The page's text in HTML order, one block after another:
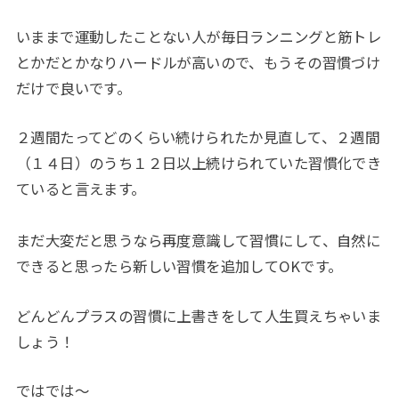
いままで運動したことない人が毎日ランニングと筋トレ
とかだとかなりハードルが高いので、もうその習慣づけ
だけで良いです。
２週間たってどのくらい続けられたか見直して、２週間
（１４日）のうち１２日以上続けられていた習慣化でき
ていると言えます。
まだ大変だと思うなら再度意識して習慣にして、自然に
できると思ったら新しい習慣を追加してOKです。
どんどんプラスの習慣に上書きをして人生買えちゃいま
しょう！
ではでは～